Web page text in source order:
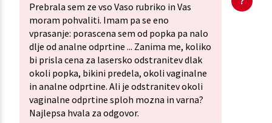
Prebrala sem ze vso Vaso rubriko in Vas
moram pohvaliti. Imam pa se eno
vprasanje: porascena sem od popka pa nalo
dlje od analne odprtine ... Zanima me, koliko
bi prisla cena za lasersko odstranitev dlak
okoli popka, bikini predela, okoli vaginalne
in analne odprtine. Ali je odstranitev okoli
vaginalne odprtine sploh mozna in varna?
Najlepsa hvala za odgovor.